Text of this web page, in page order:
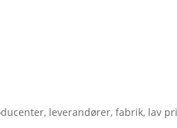
leverandører, fabrik, lav